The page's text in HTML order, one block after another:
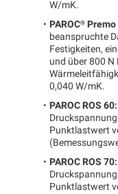
W/mK.
PAROC®Premo
beanspruchte
Festigkeiten,
und über 800
0,040 W/mK.
PAROC ROS 60:
Punktlastwert
PAROC ROS 70:
Punktlastwert